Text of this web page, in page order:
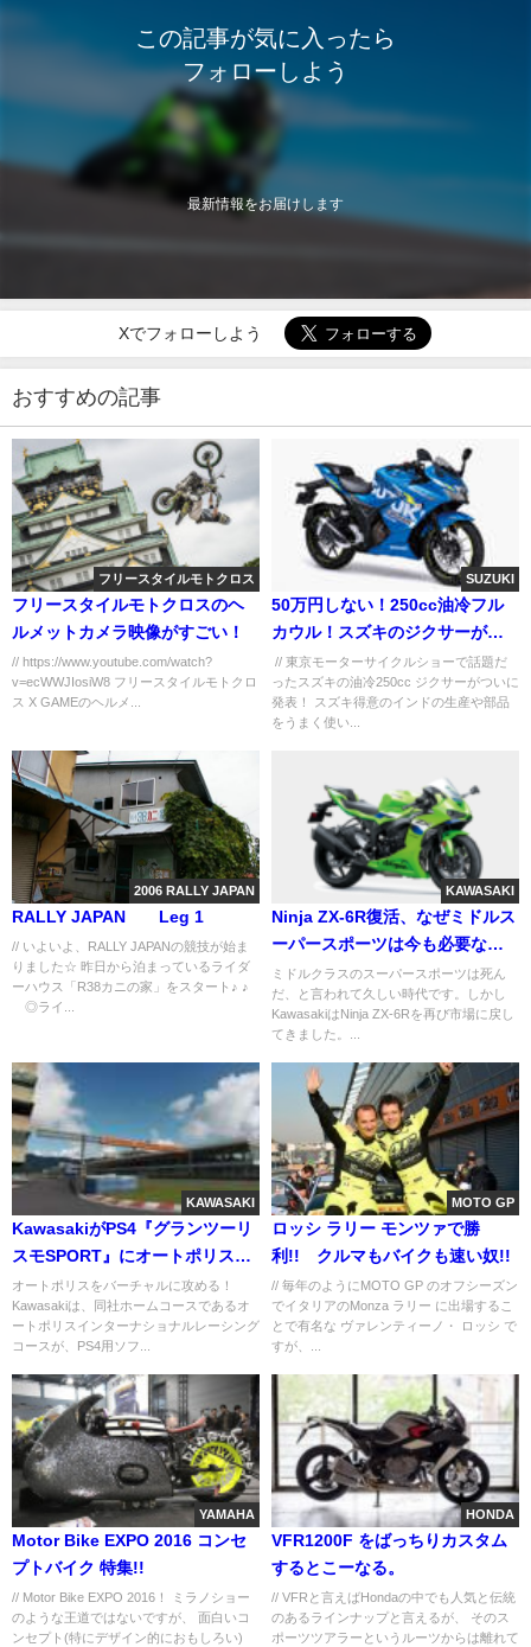
この記事が気に入ったら
フォローしよう
最新情報をお届けします
Xでフォローしよう
おすすめの記事
フリースタイルモトクロス
フリースタイルモトクロスのヘ
ルメットカメラ映像がすごい！
// https://www.youtube.com/watch?
v=ecWWJIosiW8 フリースタイルモトクロ
ス X GAMEのヘルメ...
SUZUKI
50万円しない！250cc油冷フル
カウル！スズキのジクサーが来
た!!
// 東京モーターサイクルショーで話題だ
ったスズキの油冷250cc ジクサーがついに
発表！ スズキ得意のインドの生産や部品
をうまく使い...
2006 RALLY JAPAN
RALLY JAPAN Leg 1
// いよいよ、RALLY JAPANの競技が始ま
りました☆ 昨日から泊まっているライダ
ーハウス「R38カニの家」をスタート♪ ♪
◎ライ...
KAWASAKI
Ninja ZX-6R復活、なぜミドルス
ーパースポーツは今も必要なの
かミドルクラスのスーパースポーツは死ん
だ、と言われて久しい時代です。しかし
KawasakiはNinja ZX-6Rを再び市場に戻し
てきました。...
KAWASAKI
KawasakiがPS4『グランツーリ
スモSPORT』にオートポリスの
追加を発表
オートポリスをバーチャルに攻める！
Kawasakiは、同社ホームコースであるオ
ートポリスインターナショナルレーシング
コースが、PS4用ソフ...
MOTO GP
ロッシ ラリー モンツァで勝
利!! クルマもバイクも速い奴!!
// 毎年のようにMOTO GP のオフシーズン
でイタリアのMonza ラリー に出場するこ
とで有名な ヴァレンティーノ・ ロッシ で
すが、...
YAMAHA
Motor Bike EXPO 2016 コンセ
プトバイク 特集!!
// Motor Bike EXPO 2016！ ミラノショー
のような王道ではないですが、 面白いコ
ンセプト(特にデザイン的におもしろい)
HONDA
VFR1200F をばっちりカスタム
するとこーなる。
// VFRと言えばHondaの中でも人気と伝統
のあるラインナップと言えるが、 そのス
ポーツツアラーというルーツからは離れて